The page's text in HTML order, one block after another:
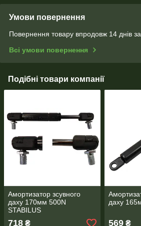
Умови повернення
Повернення товару впродовж 14 днів
Всі умови повернення
Подібні товари компанії
Амортизатор зсувного
даху 170мм 500N
STABILUS
718 ₴
даху
569₴